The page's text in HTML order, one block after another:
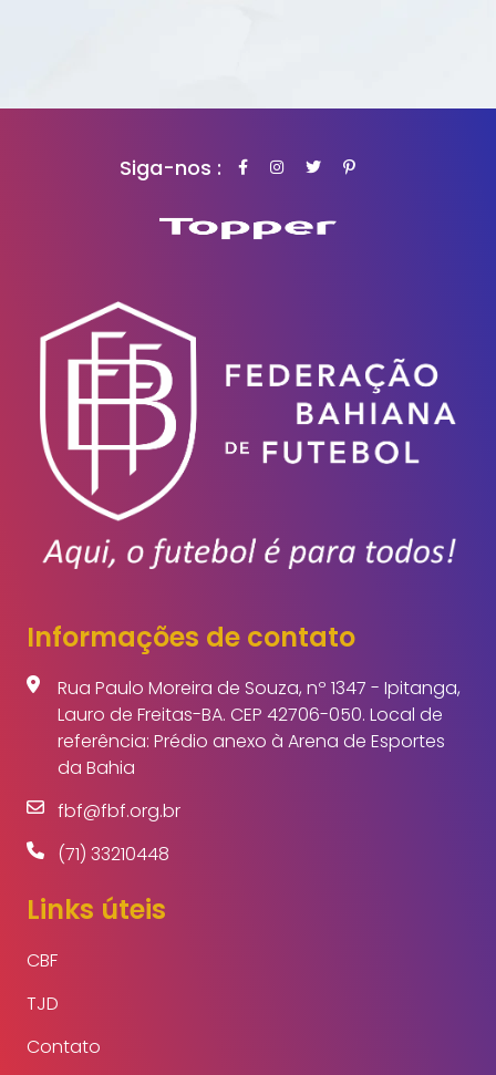
Siga-nos :
Informações de contato
Rua Paulo Moreira de Souza, nº 1347 - Ipitanga,
Lauro de Freitas-BA. CEP 42706-050. Local de
referência: Prédio anexo à Arena de Esportes
da Bahia
fbf@fbf.org.br
(71) 33210448
Links úteis
CBF
TJD
Contato